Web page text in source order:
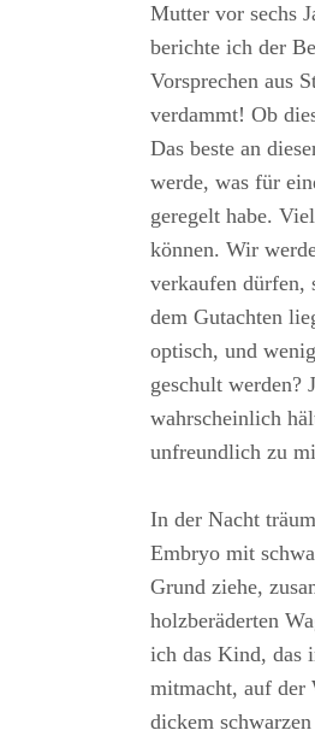
Mutter vor sechs
berichte ich der
Vorsprechen aus
verdammt! Ob
Das beste an
werde, was für
geregelt habe.
können. Wir
verkaufen dürfen,
dem Gutachten
optisch, und
geschult werden?
wahrscheinlich
unfreundlich zu
In der Nacht
Embryo mit
Grund ziehe,
holzberäderten
ich das Kind, das
mitmacht, auf der
dickem